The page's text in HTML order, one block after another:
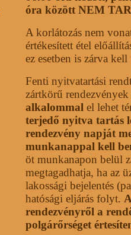
óra között NEM
A korlátozás nem
értékesített étel
ez esetben is zárva kell
Fenti nyitvatartási
zártkörű
alkalommal el lehet
terjedő nyitva tartás
rendezvény napját
munkanappal kell
öt munkanapon belül
megtagadhatja, ha az
lakossági bejelentés
hatósági eljárás folyt.
rendezvényről a
polgárőrséget